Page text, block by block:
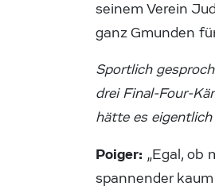
seinem Verein
ganz Gmunden
Sportlich
drei Final-Four-
hätte es
Poiger: „Egal, ob
spannender